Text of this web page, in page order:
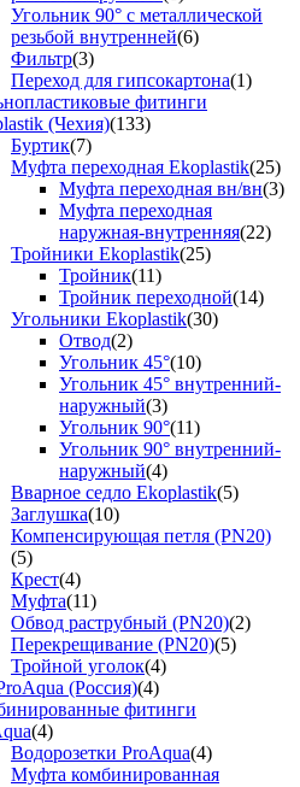
Угольник 90° с металлической
резьбой внутренней(6)
Фильтр(3)
Переход для гипсокартона(1)
фитинги
(Чехия)(133)
Буртик(7)
Муфта переходная Ekoplastik(25)
Муфта переходная вн/вн(3)
Муфта переходная
наружная-внутренняя(22)
Тройники Ekoplastik(25)
Тройник(11)
Тройник переходной(14)
Угольники Ekoplastik(30)
Отвод(2)
Угольник 45°(10)
Угольник 45° внутренний-
наружный(3)
Угольник 90°(11)
Угольник 90° внутренний-
наружный(4)
Вварное седло Ekoplastik(5)
Заглушка(10)
Компенсирующая петля (PN20)
(5)
Крест(4)
Муфта(11)
Обвод раструбный (PN20)(2)
Перекрещивание (PN20)(5)
Тройной уголок(4)
(Россия)(4)
фитинги
(4)
Водорозетки ProAqua(4)
Муфта комбинированная